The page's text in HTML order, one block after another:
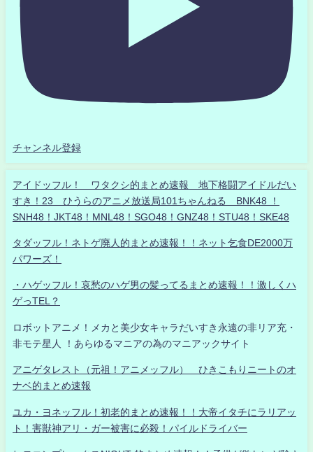
チャンネル登録
アイドッフル！ ワタクシ的まとめ速報 地下格闘アイドルだい
すき！23 ひうらのアニメ放送局101ちゃんねる BNK48 ！
SNH48！JKT48！MNL48！SGO48！GNZ48！STU48！SKE48
タダッフル！ネトゲ廃人的まとめ速報！！ネット乞食DE2000万
パワーズ！
・ハゲッフル！哀愁のハゲ男の髪ってるまとめ速報！！激しくハ
ゲっTEL？
ロボットアニメ！メカと美少女キャラだいすき永遠の非リア充・
非モテ星人 ！あらゆるマニアの為のマニアックサイト
アニゲタレスト（元祖！アニメッフル） ひきこもりニートのオ
ナベ的まとめ速報
ユカ・ヨネッフル！初老的まとめ速報！！大帝イタチにラリアッ
ト！害獣神アリ・ガー被害に必殺！パイルドライバー